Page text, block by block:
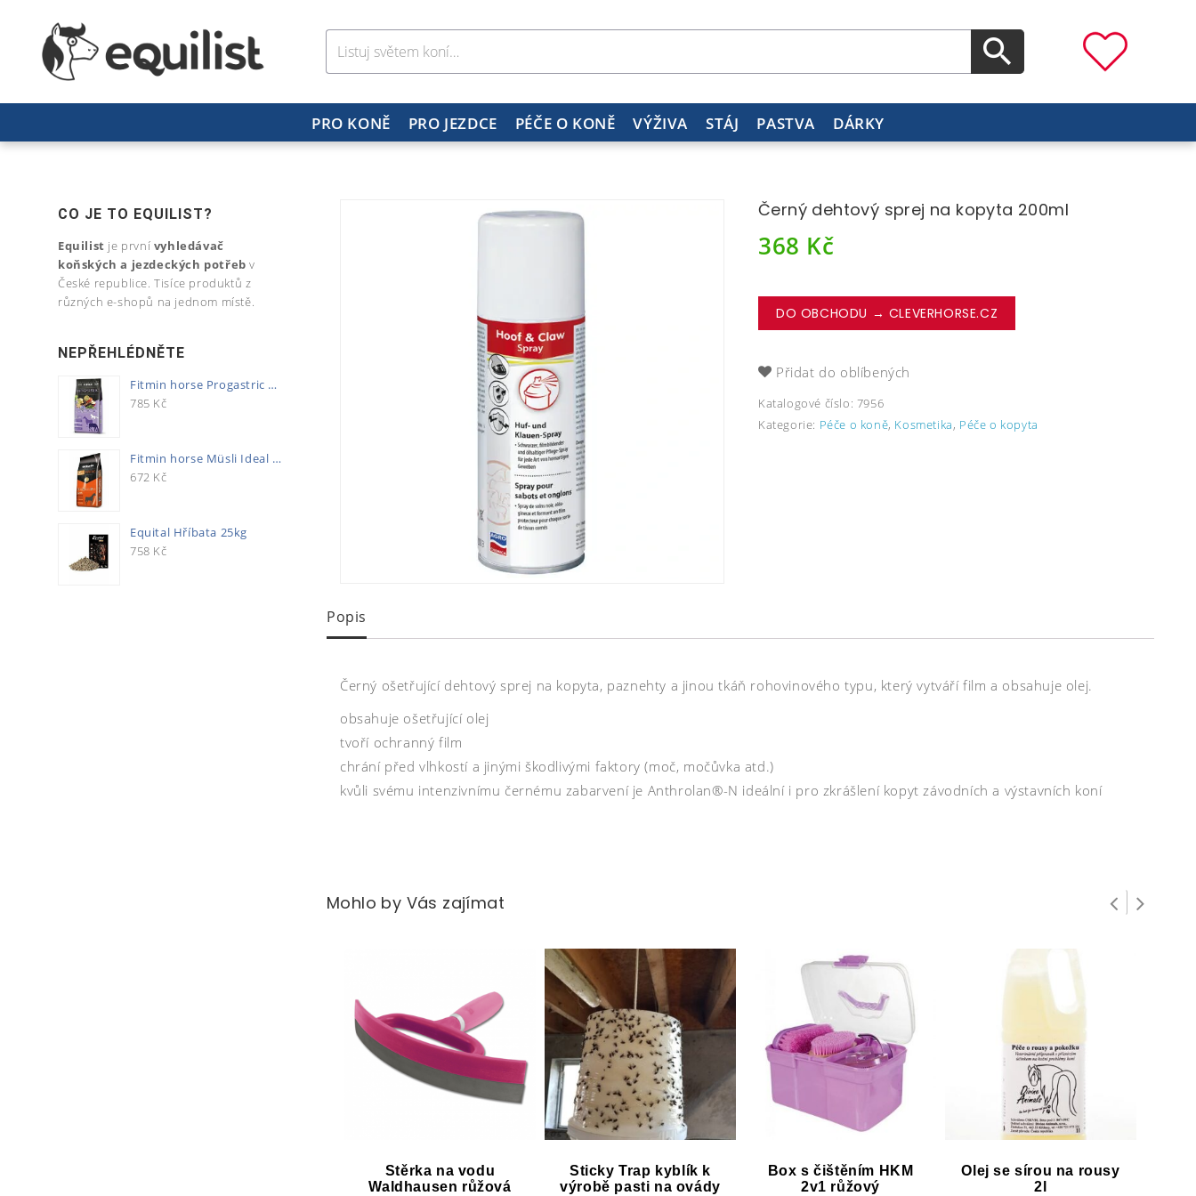
PRO KONĚ PRO JEZDCE PÉČE O KONĚ VÝŽIVA STÁJ PASTVA DÁRKY
Černý dehtový sprej na kopyta 200ml
368 Kč
DO OBCHODU → CLEVERHORSE.CZ
Přidat do oblíbených
Katalogové číslo: 7956
Kategorie: Péče o koně, Kosmetika, Péče o kopyta
Popis
Černý ošetřující dehtový sprej na kopyta, paznehty a jinou tkáň rohovinového typu, který vytváří film a obsahuje olej.
obsahuje ošetřující olej
tvoří ochranný film
chrání před vlhkostí a jinými škodlivými faktory (moč, močůvka atd.)
kvůli svému intenzivnímu černému zabarvení je Anthrolan®-N ideální i pro zkrášlení kopyt závodních a výstavních koní
Mohlo by Vás zajímat
Stěrka na vodu
Waldhausen růžová
Sticky Trap kyblík k
výrobě pasti na ovády
Box s čištěním HKM
2v1 růžový
Olej se sírou na rousy
2l
CO JE TO EQUILIST?
Equilist je první vyhledávač
koňských a jezdeckých potřeb v
České republice. Tisíce produktů z
různých e-shopů na jednom místě.
NEPŘEHLÉDNĚTE
Fitmin horse Progastric 20kg
785 Kč
Fitmin horse Müsli Ideal 20kg
672 Kč
Equital Hříbata 25kg
758 Kč